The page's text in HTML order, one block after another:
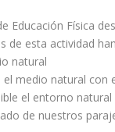
Física
de esta actividad
natural
medio natural
el entorno natural
de nuestros